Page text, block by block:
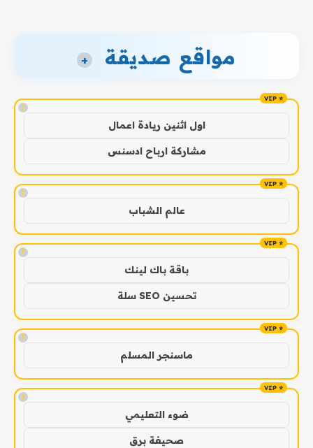
مواقع صديقة +
!
اول اثنين ريادة اعمال
مشاركة ارباح ادسنس
!
عالم الشباب
!
باقة باك لينك
تحسين SEO سلة
!
ماسنجر المسلم
!
ضوء التعليمي
صحيفة برق